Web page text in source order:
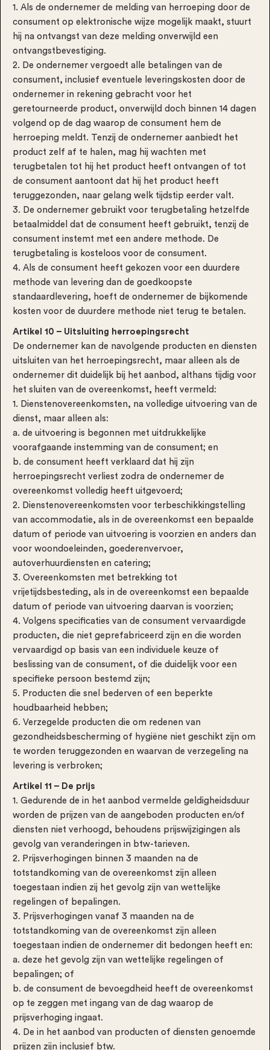
1. Als de ondernemer de melding van herroeping door de
consument op elektronische wijze mogelijk maakt, stuurt
hij na ontvangst van deze melding onverwijld een
ontvangstbevestiging.
2. De ondernemer vergoedt alle betalingen van de
consument, inclusief eventuele leveringskosten door de
ondernemer in rekening gebracht voor het
geretourneerde product, onverwijld doch binnen 14 dagen
volgend op de dag waarop de consument hem de
herroeping meldt. Tenzij de ondernemer aanbiedt het
product zelf af te halen, mag hij wachten met
terugbetalen tot hij het product heeft ontvangen of tot
de consument aantoont dat hij het product heeft
teruggezonden, naar gelang welk tijdstip eerder valt.
3. De ondernemer gebruikt voor terugbetaling hetzelfde
betaalmiddel dat de consument heeft gebruikt, tenzij de
consument instemt met een andere methode. De
terugbetaling is kosteloos voor de consument.
4. Als de consument heeft gekozen voor een duurdere
methode van levering dan de goedkoopste
standaardlevering, hoeft de ondernemer de bijkomende
kosten voor de duurdere methode niet terug te betalen.
Artikel 10 – Uitsluiting herroepingsrecht
De ondernemer kan de navolgende producten en diensten
uitsluiten van het herroepingsrecht, maar alleen als de
ondernemer dit duidelijk bij het aanbod, althans tijdig voor
het sluiten van de overeenkomst, heeft vermeld:
1. Dienstenovereenkomsten, na volledige uitvoering van de
dienst, maar alleen als:
a. de uitvoering is begonnen met uitdrukkelijke
voorafgaande instemming van de consument; en
b. de consument heeft verklaard dat hij zijn
herroepingsrecht verliest zodra de ondernemer de
overeenkomst volledig heeft uitgevoerd;
2. Dienstenovereenkomsten voor terbeschikkingstelling
van accommodatie, als in de overeenkomst een bepaalde
datum of periode van uitvoering is voorzien en anders dan
voor woondoeleinden, goederenvervoer,
autoverhuurdiensten en catering;
3. Overeenkomsten met betrekking tot
vrijetijdsbesteding, als in de overeenkomst een bepaalde
datum of periode van uitvoering daarvan is voorzien;
4. Volgens specificaties van de consument vervaardigde
producten, die niet geprefabriceerd zijn en die worden
vervaardigd op basis van een individuele keuze of
beslissing van de consument, of die duidelijk voor een
specifieke persoon bestemd zijn;
5. Producten die snel bederven of een beperkte
houdbaarheid hebben;
6. Verzegelde producten die om redenen van
gezondheidsbescherming of hygiëne niet geschikt zijn om
te worden teruggezonden en waarvan de verzegeling na
levering is verbroken;
Artikel 11 – De prijs
1. Gedurende de in het aanbod vermelde geldigheidsduur
worden de prijzen van de aangeboden producten en/of
diensten niet verhoogd, behoudens prijswijzigingen als
gevolg van veranderingen in btw-tarieven.
2. Prijsverhogingen binnen 3 maanden na de
totstandkoming van de overeenkomst zijn alleen
toegestaan indien zij het gevolg zijn van wettelijke
regelingen of bepalingen.
3. Prijsverhogingen vanaf 3 maanden na de
totstandkoming van de overeenkomst zijn alleen
toegestaan indien de ondernemer dit bedongen heeft en:
a. deze het gevolg zijn van wettelijke regelingen of
bepalingen; of
b. de consument de bevoegdheid heeft de overeenkomst
op te zeggen met ingang van de dag waarop de
prijsverhoging ingaat.
4. De in het aanbod van producten of diensten genoemde
prijzen zijn inclusief btw.